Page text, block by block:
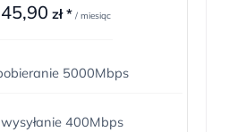
zł * / miesiąc
5000Mbps
wysyłanie 400Mbps